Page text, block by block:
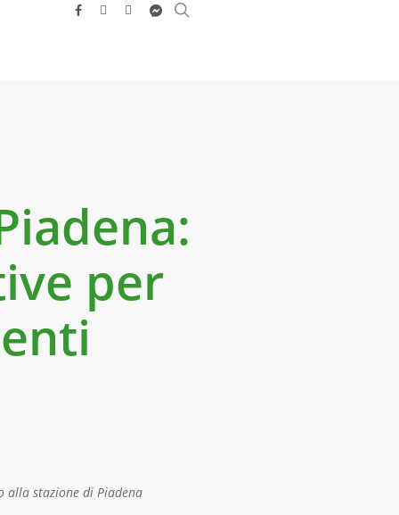
facebook
youtubeinstagram
messenger
per
alla stazione di Piadena